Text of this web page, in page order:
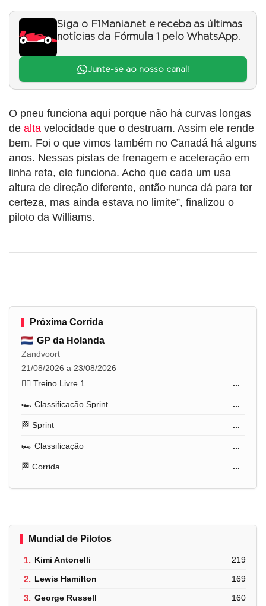
Siga o F1Mania.net e receba as últimas
notícias da Fórmula 1 pelo WhatsApp.
Junte-se ao nosso canal!
O pneu funciona aqui porque não há curvas longas
de alta velocidade que o destruam. Assim ele rende
bem. Foi o que vimos também no Canadá há alguns
anos. Nessas pistas de frenagem e aceleração em
linha reta, ele funciona. Acho que cada um usa
altura de direção diferente, então nunca dá para ter
certeza, mas ainda estava no limite”, finalizou o
piloto da Williams.
Próxima Corrida
GP da Holanda
Zandvoort
21/08/2026 a 23/08/2026
🏋️‍♂️ Treino Livre 1
...
🏎️ Classificação Sprint ...
🏁 Sprint ...
🏎️ Classificação ...
🏁 Corrida ...
Mundial de Pilotos
1. Kimi Antonelli 219
2. Lewis Hamilton 169
3. George Russell 160